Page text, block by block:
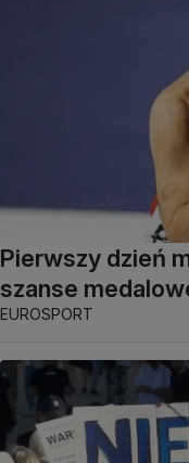
Pierwszy dzień
szanse
EUROSPORT